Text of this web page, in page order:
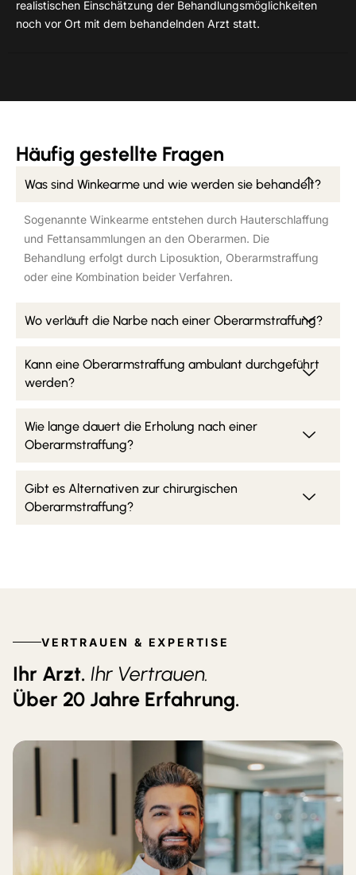
realistischen Einschätzung der Behandlungsmöglichkeiten
noch vor Ort mit dem behandelnden Arzt statt.
Häufig gestellte Fragen
Was sind Winkearme und wie werden sie behandelt?
Sogenannte Winkearme entstehen durch Hauterschlaffung
und Fettansammlungen an den Oberarmen. Die
Behandlung erfolgt durch Liposuktion, Oberarmstraffung
oder eine Kombination beider Verfahren.
Wo verläuft die Narbe nach einer Oberarmstraffung?
Kann eine Oberarmstraffung ambulant durchgeführt
werden?
Wie lange dauert die Erholung nach einer
Oberarmstraffung?
Gibt es Alternativen zur chirurgischen
Oberarmstraffung?
VERTRAUEN & EXPERTISE
Ihr Arzt. Ihr Vertrauen.
Über 20 Jahre Erfahrung.